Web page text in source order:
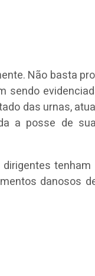
Não basta
sendo
das urnas,
a posse de
danosos